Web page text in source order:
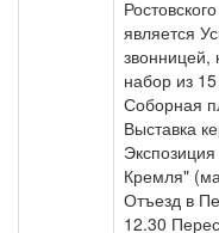
является
звонницей,
набор из
Соборная
Выставка
Кремля"
Отъезд в
12.30